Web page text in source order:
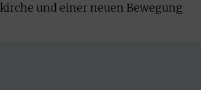
und einer neuen Bewegung